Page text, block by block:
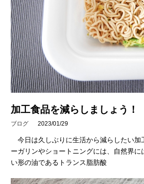
加工食品を減らしましょう！
ブログ 2023/01/29
今日は久しぶりに生活から減らしたい加
ーガリンやショートニングには、自然界に
い形の油であるトランス脂肪酸